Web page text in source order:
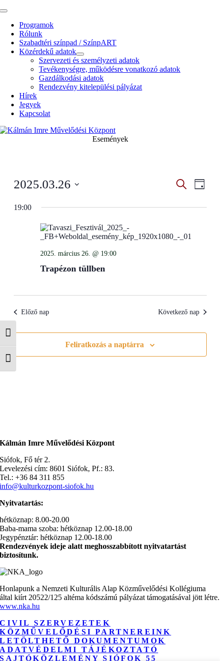
Nagy kontraszt váltása
Betűméret váltása
Kihagyás
Toggle
NavigationProgramok
Rólunk
Szabadtéri színpad / SzínpART
Közérdekű adatok
Szervezeti és személyzeti adatok
Tevékenységre, működésre vonatkozó adatok
Gazdálkodási adatok
Rendezvény kitelepülési pályázat
Hírek
Jegyek
Kapcsolat
Események
and
SearchNapi
2025.03.26
date.
19:00
2025. március 26. @ 19:00
Trapézon tüllben
Előző nap Következő nap
Feliratkozás a naptárra
Kálmán Imre Művelődési Központ
Siófok, Fő tér 2.
Levelezési cím: 8601 Siófok, Pf.: 83.
Tel.: +36 84 311 855
info@kulturkozpont-siofok.hu
Nyitvatartás:
hétköznap: 8.00-20.00
Baba-mama szoba: hétköznap 12.00-18.00
Jegypénztár: hétköznap 12.00-18.00
Rendezvények ideje alatt meghosszabbított nyitvatartást
biztosítunk.
Honlapunk a Nemzeti Kulturális Alap Közművelődési Kollégiuma
által kiírt 20522/125 altéma kódszámú pályázat támogatásával jött létre.
www.nka.hu
CIVIL SZERVEZETEK
KÖZMŰVELŐDÉSI PARTNEREINK
LETÖLTHETŐ DOKUMENTUMOK
ADATVÉDELMI TÁJÉKOZTATÓ
SAJTÓKÖZLEMÉNY SIÓFOK 55